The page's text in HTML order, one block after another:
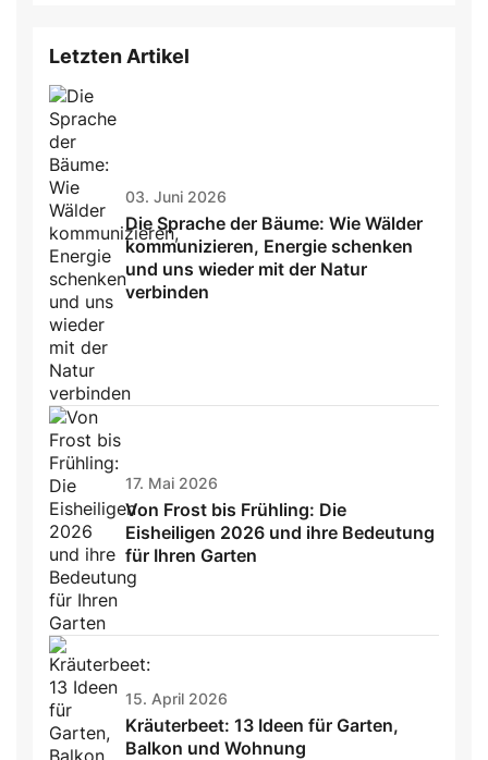
Letzten Artikel
03. Juni 2026
Die Sprache der Bäume: Wie Wälder
kommunizieren, Energie schenken
und uns wieder mit der Natur
verbinden
17. Mai 2026
Von Frost bis Frühling: Die
Eisheiligen 2026 und ihre Bedeutung
für Ihren Garten
15. April 2026
Kräuterbeet: 13 Ideen für Garten,
Balkon und Wohnung